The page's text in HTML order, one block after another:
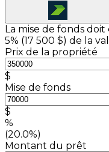
La mise de fonds
5% (17 500 $) de la
Prix de la propriété
$
Mise de fonds
$
%
(20.0%)
Montant du prêt